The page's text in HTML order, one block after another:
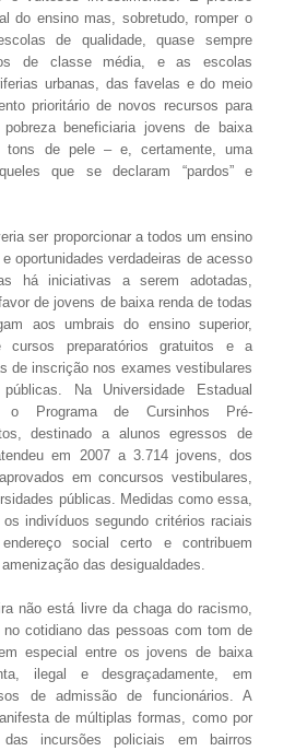
do ensino mas, sobretudo, romper o
de qualidade, quase sempre
de classe média, e as escolas
urbanas, das favelas e do meio
prioritário de novos recursos para
beneficiaria jovens de baixa
tons de pele – e, certamente, uma
que se declaram “pardos” e
ser proporcionar a todos um ensino
oportunidades verdadeiras de acesso
há iniciativas a serem adotadas,
de jovens de baixa renda de todas
aos umbrais do ensino superior,
preparatórios gratuitos e a
de inscrição nos exames vestibulares
Na Universidade Estadual
o Programa de Cursinhos Pré-
destinado a alunos egressos de
em 2007 a 3.714 jovens, dos
em concursos vestibulares,
públicas. Medidas como essa,
indivíduos segundo critérios raciais
social certo e contribuem
das desigualdades.
não está livre da chaga do racismo,
cotidiano das pessoas com tom de
especial entre os jovens de baixa
ilegal e desgraçadamente, em
de admissão de funcionários. A
de múltiplas formas, como por
incursões policiais em bairros